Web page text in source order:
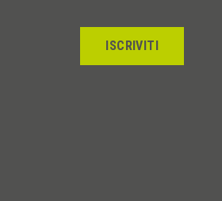
ISCRIVITI